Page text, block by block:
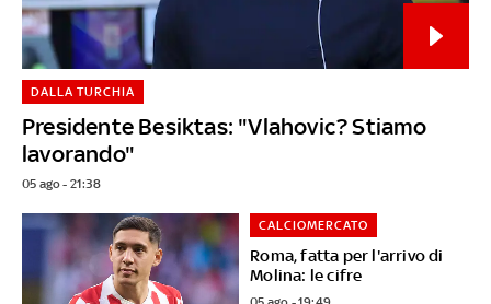
Presidente Besiktas: "Vlahovic? Stiamo
lavorando"
DALLA TURCHIA
05 ago - 21:38
Roma, fatta per l'arrivo di
Molina: le cifre
CALCIOMERCATO